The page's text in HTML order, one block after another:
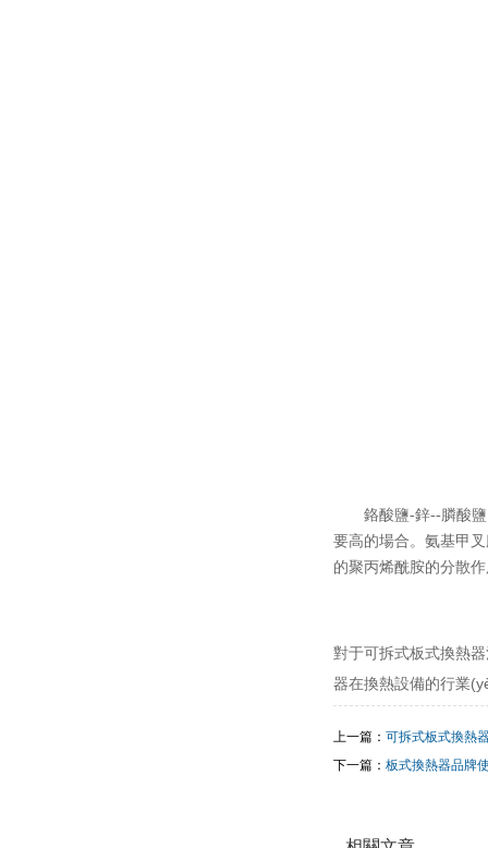
鉻酸鹽-鋅--膦酸鹽
要高的場合。氨基甲
的聚丙烯酰胺的分散
對于可拆式板式換熱器
器在換熱設備的行業
上一篇： 可拆式板式換熱
下一篇： 板式換熱器品牌